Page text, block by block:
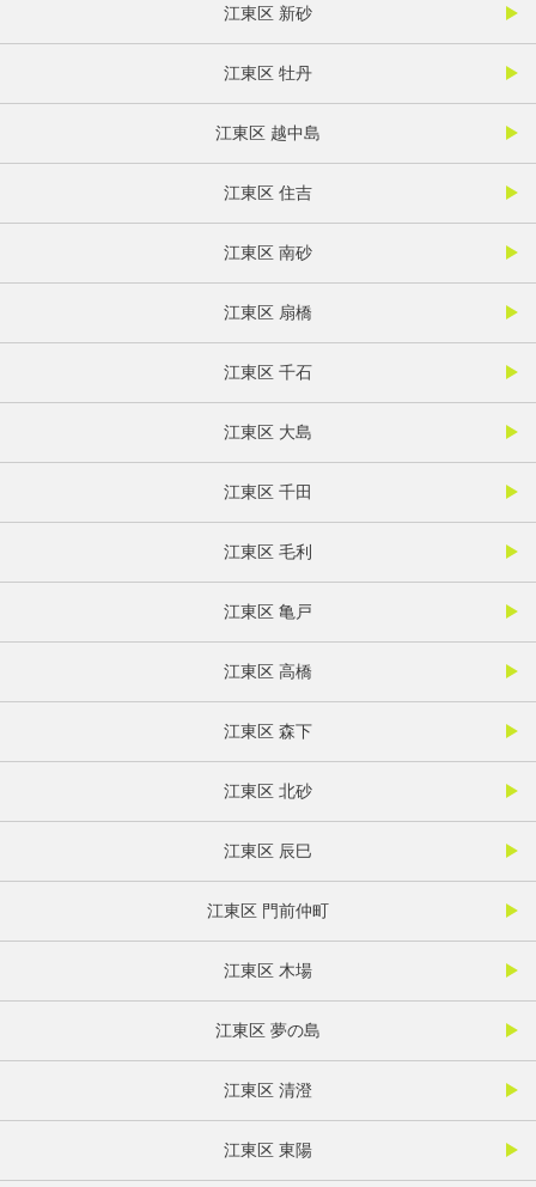
江東区 新砂
江東区 牡丹
江東区 越中島
江東区 住吉
江東区 南砂
江東区 扇橋
江東区 千石
江東区 大島
江東区 千田
江東区 毛利
江東区 亀戸
江東区 高橋
江東区 森下
江東区 北砂
江東区 辰巳
江東区 門前仲町
江東区 木場
江東区 夢の島
江東区 清澄
江東区 東陽